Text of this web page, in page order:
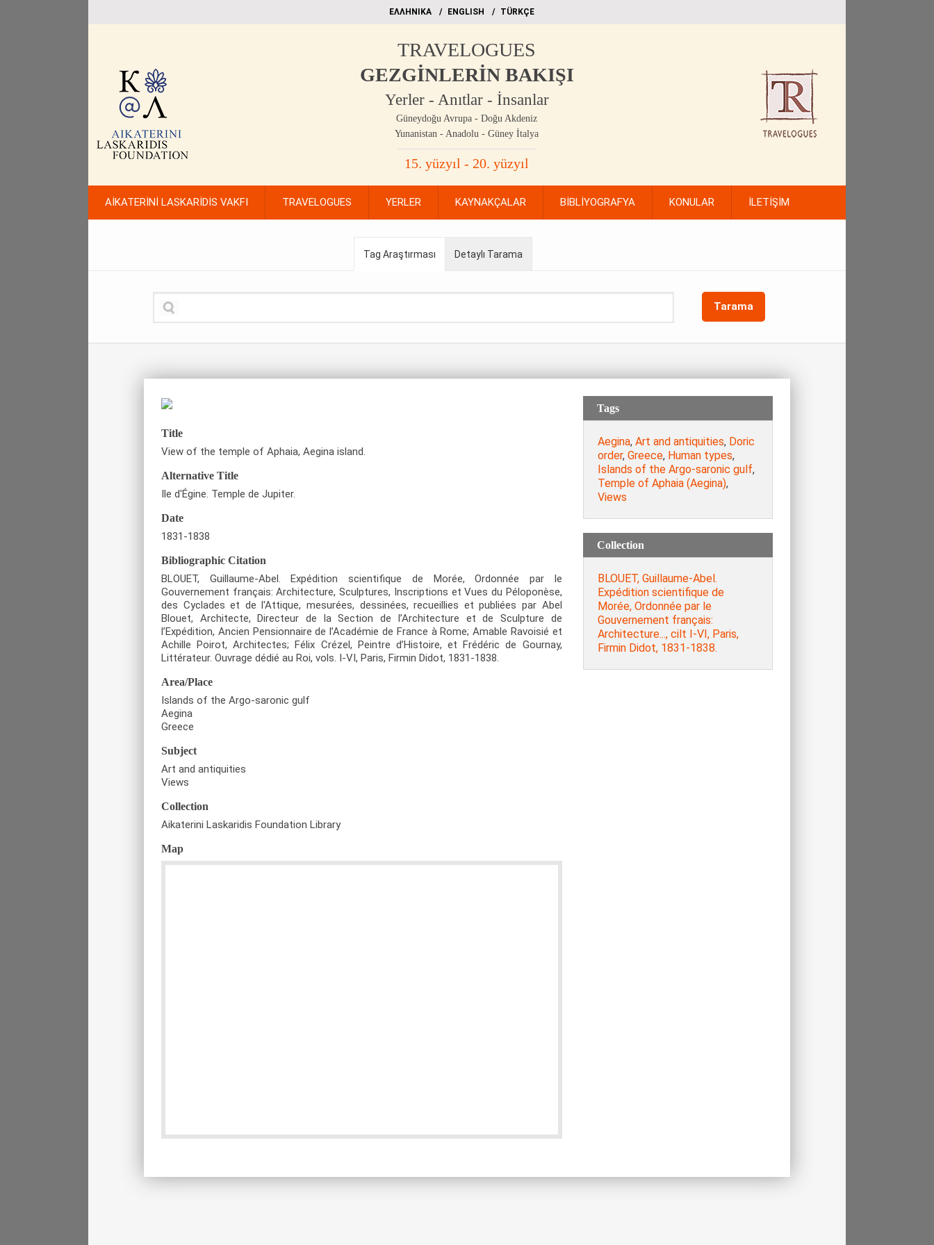
EΛΛΗΝΙΚΑ ΕΝGLISH TÜRKÇE
TRAVELOGUES
GEZGİNLERİN BAKIŞI
Yerler - Anıtlar - İnsanlar
Güneydoğu Avrupa - Doğu Akdeniz
Yunanistan - Anadolu - Güney İtalya
15. yüzyıl - 20. yüzyıl
AİKATERİNİ LASKARİDİS VAKFI TRAVELOGUES YERLER KAYNAKÇALAR BİBLİYOGRAFYA KONULAR İLETİŞİM
Tag Araştırması
Tarama
Detaylı Tarama
Title
View of the temple of Aphaia, Aegina island.
Alternative Title
Ile d'Égine. Temple de Jupiter.
Date
1831-1838
Bibliographic Citation
BLOUET, Guillaume-Abel. Expédition scientifique de Morée, Ordonnée par le
Gouvernement français: Architecture, Sculptures, Inscriptions et Vues du Péloponèse,
des Cyclades et de l'Attique, mesurées, dessinées, recueillies et publiées par Abel
Blouet, Architecte, Directeur de la Section de l’Architecture et de Sculpture de
l’Expédition, Ancien Pensionnaire de l’Académie de France à Rome; Amable Ravoisié et
Achille Poirot, Architectes; Félix Crézel, Peintre d’Histoire, et Frédéric de Gournay,
Littérateur. Ouvrage dédié au Roi, vols. I-VI, Paris, Firmin Didot, 1831-1838.
Area/Place
Islands of the Argo-saronic gulf
Aegina
Greece
Subject
Art and antiquities
Views
Collection
Aikaterini Laskaridis Foundation Library
Map
Tags
Aegina, Art and antiquities, Doric
order, Greece, Human types,
Islands of the Argo-saronic gulf,
Temple of Aphaia (Aegina),
Views
Collection
BLOUET, Guillaume-Abel.
Expédition scientifique de
Morée, Ordonnée par le
Gouvernement français:
Architecture..., cilt I-VI, Paris,
Firmin Didot, 1831-1838.